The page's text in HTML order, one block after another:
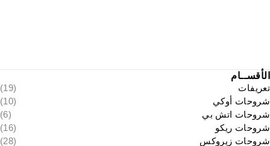
الأقســام
تعريفات
(19)
شروحات أوكي
(10)
شروحات اتش بي
(6)
شروحات ريكو
(16)
شروحات زيروكس
(28)